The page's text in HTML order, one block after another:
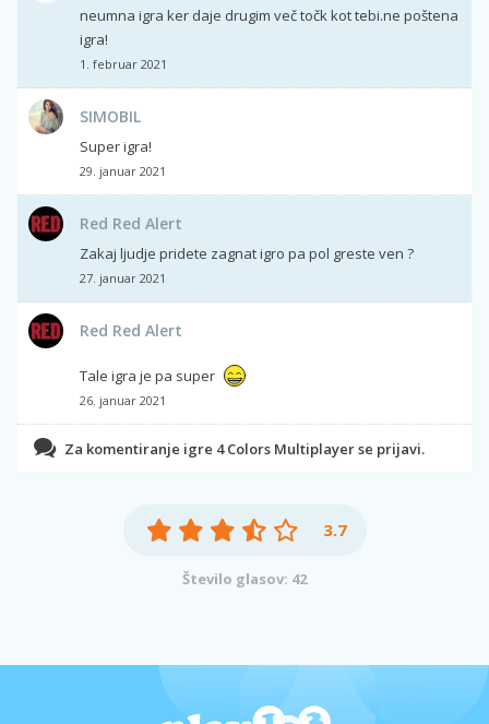
neumna igra ker daje drugim več točk kot tebi.ne poštena
igra!
1. februar 2021
SIMOBIL
Super igra!
29. januar 2021
Red Red Alert
Zakaj ljudje pridete zagnat igro pa pol greste ven ?
27. januar 2021
Red Red Alert
Tale igra je pa super
26. januar 2021
Za komentiranje igre 4 Colors Multiplayer se prijavi.
3.7
Število glasov: 42